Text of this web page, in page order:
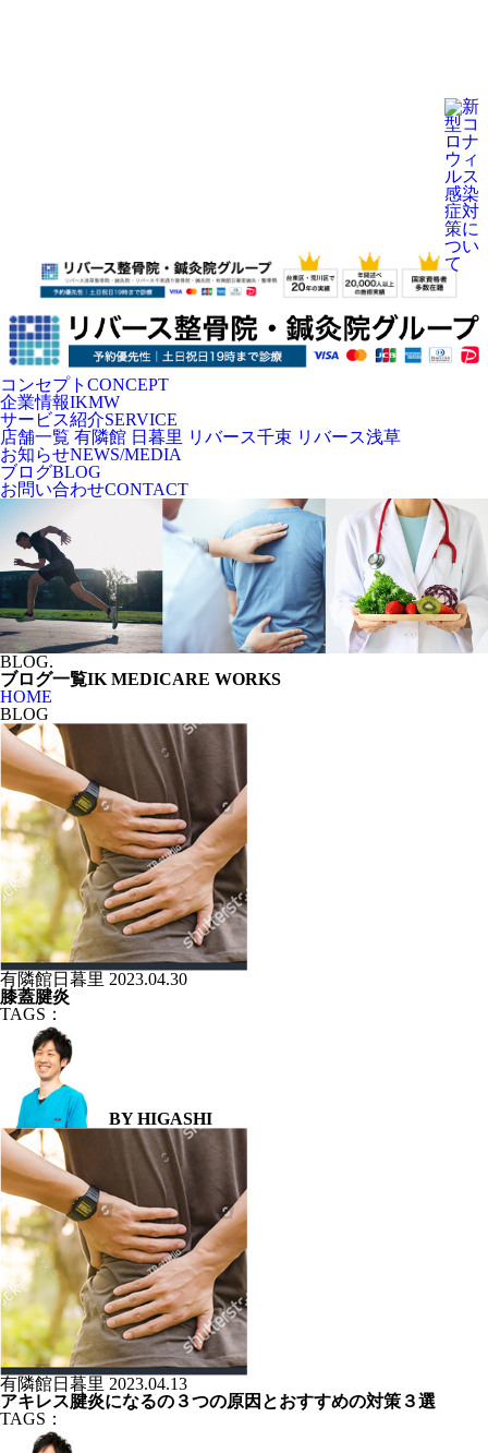
コンセプト CONCEPT
企業情報IKMW
サービス紹介SERVICE
店舗一覧 有隣館 日暮里 リバース千束 リバース浅草
お知らせNEWS/MEDIA
ブログBLOG
お問い合わせCONTACT
BLOG.
ブログ一覧IK MEDICARE WORKS
HOME
BLOG
有隣館日暮里 2023.04.30
膝蓋腱炎
TAGS：
BY HIGASHI
有隣館日暮里 2023.04.13
アキレス腱炎になるの３つの原因とおすすめの対策３選
TAGS：